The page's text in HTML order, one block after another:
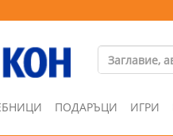
ПОДАРЪЦИ ИГРИ